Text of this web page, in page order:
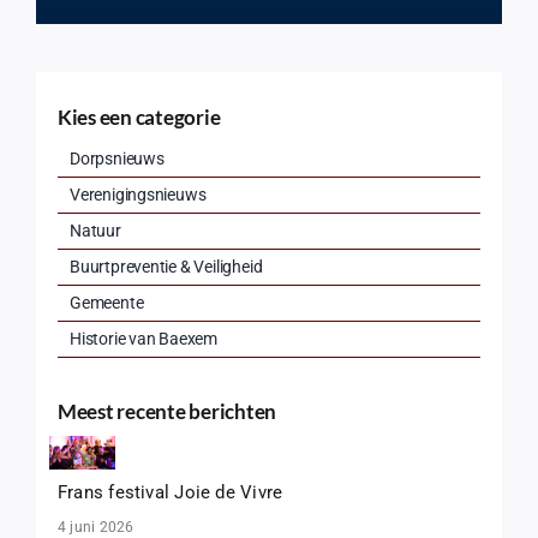
Kies een categorie
Dorpsnieuws
Verenigingsnieuws
Natuur
Buurtpreventie & Veiligheid
Gemeente
Historie van Baexem
Meest recente berichten
Frans festival Joie de Vivre
4 juni 2026